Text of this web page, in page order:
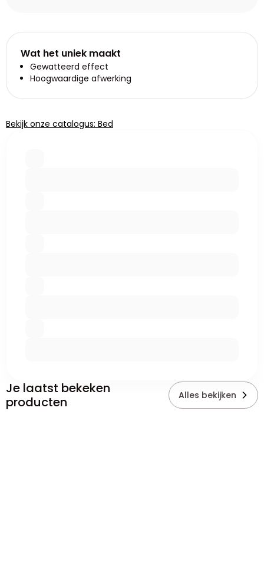
Wat het uniek maakt
Gewatteerd effect
Hoogwaardige afwerking
Bekijk onze catalogus: Bed
Je laatst bekeken
producten
Alles bekijken